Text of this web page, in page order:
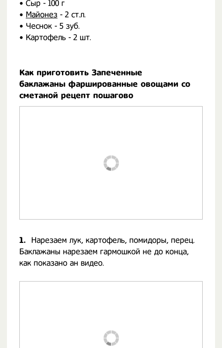
• Сыр - 100 г
• Майонез - 2 ст.л.
• Чеснок - 5 зуб.
• Картофель - 2 шт.
Как приготовить Запеченные
баклажаны фаршированные овощами со
сметаной рецепт пошагово
1.
Нарезаем лук, картофель, помидоры, перец.
Баклажаны нарезаем гармошкой не до конца,
как показано ан видео.